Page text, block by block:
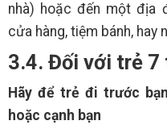
nhà) hoặc đến một địa
cửa hàng, tiệm bánh, hay
3.4. Đối với trẻ 7
Hãy để trẻ đi trước
hoặc cạnh bạn